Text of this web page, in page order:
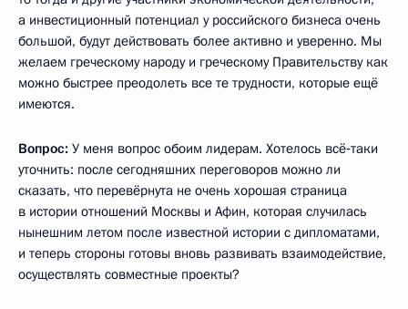
а инвестиционный потенциал у российского бизнеса очень
большой, будут действовать более активно и уверенно. Мы
желаем греческому народу и греческому Правительству как
можно быстрее преодолеть все те трудности, которые ещё
имеются.
Вопрос: У меня вопрос обоим лидерам. Хотелось всё‑таки
уточнить: после сегодняшних переговоров можно ли
сказать, что перевёрнута не очень хорошая страница
в истории отношений Москвы и Афин, которая случилась
нынешним летом после известной истории с дипломатами,
и теперь стороны готовы вновь развивать взаимодействие,
осуществлять совместные проекты?